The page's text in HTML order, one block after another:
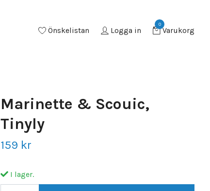
Önskelistan Logga in
0
Varukorg
Marinette & Scouic,
Tinyly
159 kr
I lager.